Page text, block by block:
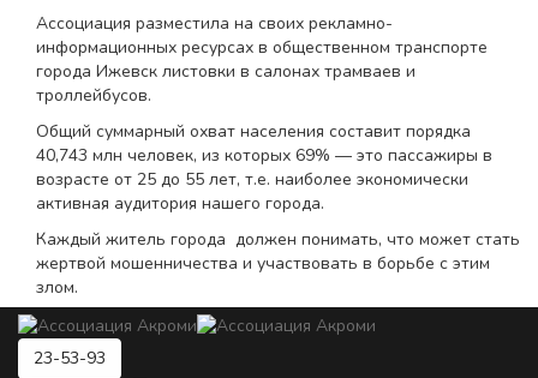
Ассоциация разместила на своих рекламно-
информационных ресурсах в общественном транспорте
города Ижевск листовки в салонах трамваев и
троллейбусов.
Общий суммарный охват населения составит порядка
40,743 млн человек, из которых 69% — это пассажиры в
возрасте от 25 до 55 лет, т.е. наиболее экономически
активная аудитория нашего города.
Каждый житель города должен понимать, что может стать
жертвой мошенничества и участвовать в борьбе с этим
злом.
23-53-93